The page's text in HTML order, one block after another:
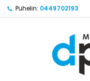
Puhelin: 0449702193